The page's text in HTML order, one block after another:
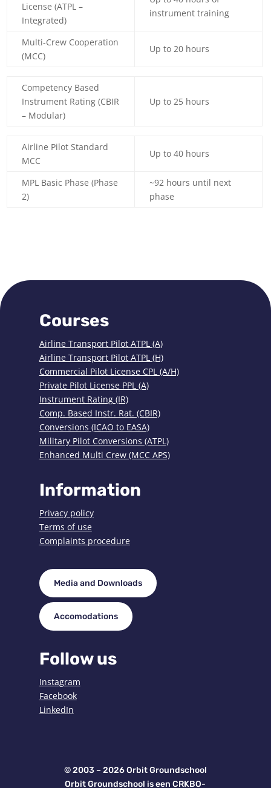
License (ATPL –
Integrated)
instrument training
Multi-Crew Cooperation
(MCC)
Up to 20 hours
Competency Based
Instrument Rating (CBIR
– Modular)
Up to 25 hours
Airline Pilot Standard
MCC
Up to 40 hours
MPL Basic Phase (Phase
2)
~92 hours until next
phase
Courses
Airline Transport Pilot ATPL (A)
Airline Transport Pilot ATPL (H)
Commercial Pilot License CPL (A/H)
Private Pilot License PPL (A)
Instrument Rating (IR)
Comp. Based Instr. Rat. (CBIR)
Conversions (ICAO to EASA)
Military Pilot Conversions (ATPL)
Enhanced Multi Crew (MCC APS)
Information
Privacy policy
Terms of use
Complaints procedure
Media and Downloads
Accomodations
Follow us
Instagram
Facebook
LinkedIn
© 2003 – 2026 Orbit Groundschool
Orbit Groundschool is een CRKBO-